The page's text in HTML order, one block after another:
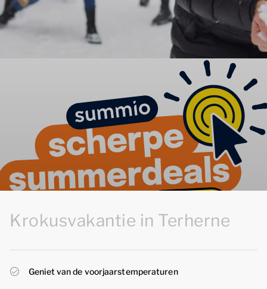
Krokusvakantie in Terherne
Geniet van de voorjaarstemperaturen